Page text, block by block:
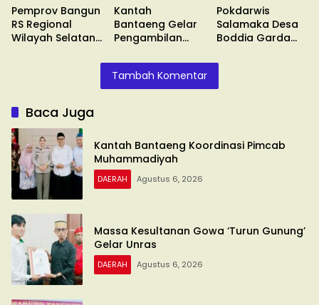
Pemprov Bangun
RS Regional
Wilayah Selatan
Kantah
Bantaeng Gelar
Pengambilan
Pokdarwis
Salamaka Desa
Boddia Garda
Tambah Komentar
Baca Juga
Kantah Bantaeng Koordinasi Pimcab
Muhammadiyah
DAERAH Agustus 6, 2026
Massa Kesultanan Gowa ‘Turun Gunung’
Gelar Unras
DAERAH Agustus 6, 2026